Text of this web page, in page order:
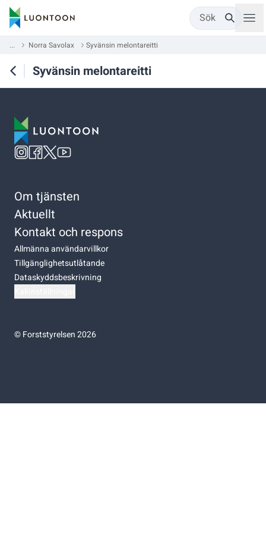
Sök
... Norra Savolax Syvänsin melontareitti
Syvänsin melontareitti
Om tjänsten
Aktuellt
Kontakt och respons
Allmänna användarvillkor
Tillgänglighetsutlåtande
Dataskyddsbeskrivning
©Forststyrelsen 2026